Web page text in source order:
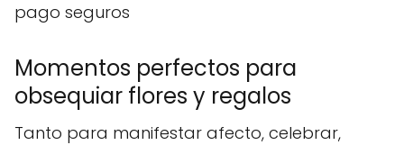
pago seguros
Momentos perfectos para
obsequiar flores y regalos
Tanto para manifestar afecto, celebrar,